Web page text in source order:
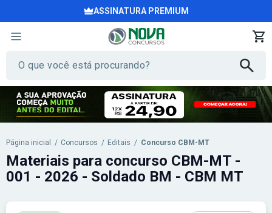
ASSINATURA PREMIUM
Página inicial / Concursos / Editais / Concurso CBM-MT
Materiais para concurso CBM-MT -
001 - 2026 - Soldado BM - CBM MT